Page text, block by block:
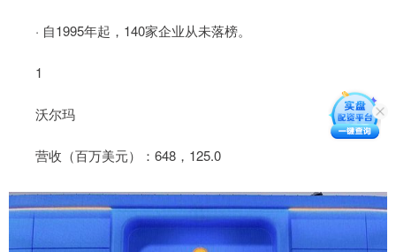
· 自1995年起，140家企业从未落榜。
1
沃尔玛
营收（百万美元）：648，125.0